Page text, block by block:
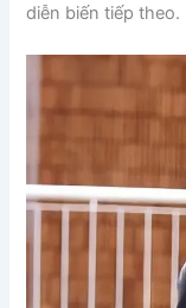
diễn biến tiếp theo.